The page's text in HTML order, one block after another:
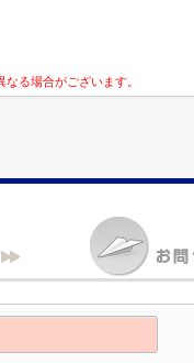
る場合がございます。